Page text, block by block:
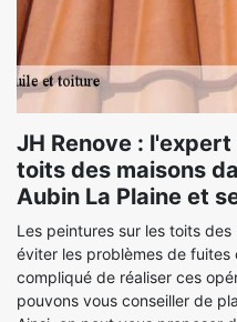
JH Renove :
toits des maisons
Aubin La Plaine et
Les peintures sur les toits
éviter les problèmes de
compliqué de réaliser ces
pouvons vous conseiller de